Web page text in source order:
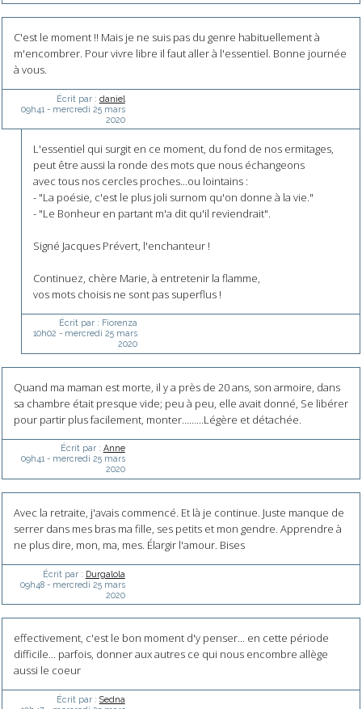
C'est le moment !! Mais je ne suis pas du genre habituellement à
m'encombrer. Pour vivre libre il faut aller à l'essentiel. Bonne journée
à vous.
Écrit par : daniel
09h41 - mercredi 25 mars
2020
L'essentiel qui surgit en ce moment, du fond de nos ermitages,
peut être aussi la ronde des mots que nous échangeons
avec tous nos cercles proches...ou lointains :
- "La poésie, c'est le plus joli surnom qu'on donne à la vie."
- "Le Bonheur en partant m'a dit qu'il reviendrait".
Signé Jacques Prévert, l'enchanteur !
Continuez, chère Marie, à entretenir la flamme,
vos mots choisis ne sont pas superflus !
Écrit par : Fiorenza
10h02 - mercredi 25 mars
2020
Quand ma maman est morte, il y a près de 20 ans, son armoire, dans
sa chambre était presque vide; peu à peu, elle avait donné, Se libérer
pour partir plus facilement, monter……...Légère et détachée.
Écrit par : Anne
09h41- mercredi 25 mars
2020
Avec la retraite, j'avais commencé. Et là je continue. Juste manque de
serrer dans mes bras ma fille, ses petits et mon gendre. Apprendre à
ne plus dire, mon, ma, mes. Élargir l'amour. Bises
Écrit par : Durgalola
09h48- mercredi 25 mars
2020
effectivement, c'est le bon moment d'y penser... en cette période
difficile... parfois, donner aux autres ce qui nous encombre allège
aussi le coeur
Écrit par : Sedna